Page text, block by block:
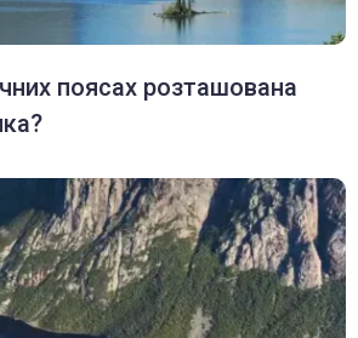
поясах розташована